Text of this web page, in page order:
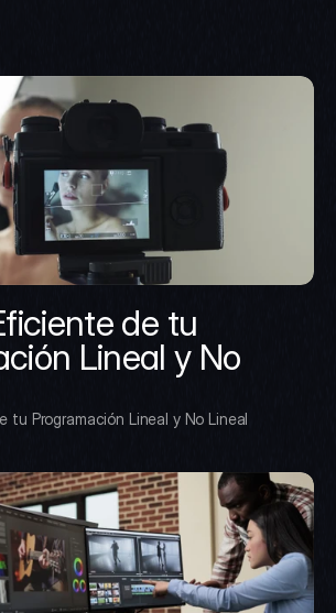
de tu
Lineal y No
tu Programación Lineal y No Lineal